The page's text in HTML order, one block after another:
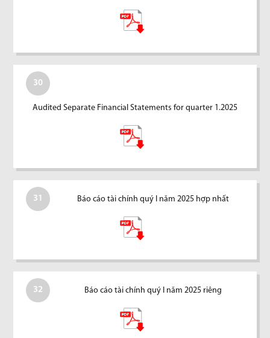
30
Audited Separate Financial Statements for quarter 1.2025
31 Báo cáo tài chính quý I năm 2025 hợp nhất
32 Báo cáo tài chính quý I năm 2025 riêng